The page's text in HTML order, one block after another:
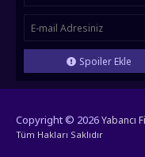
Spoiler Ekle
Copyright © 2026Yabancı
Tüm Hakları Saklıdır